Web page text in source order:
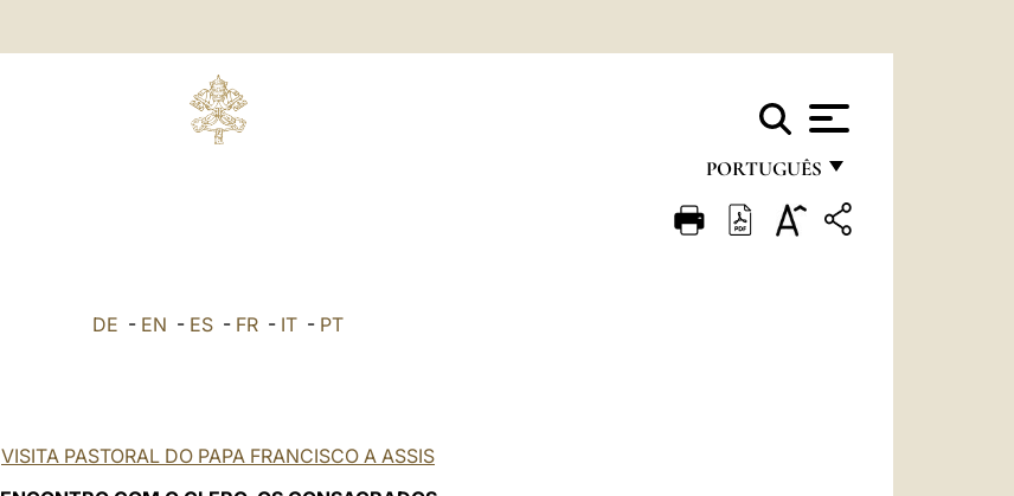
PORTUGUÊS
FRANÇAIS
DE - EN - ES - FR - IT - PT
VISITA PASTORAL DO PAPA FRANCISCO A ASSIS